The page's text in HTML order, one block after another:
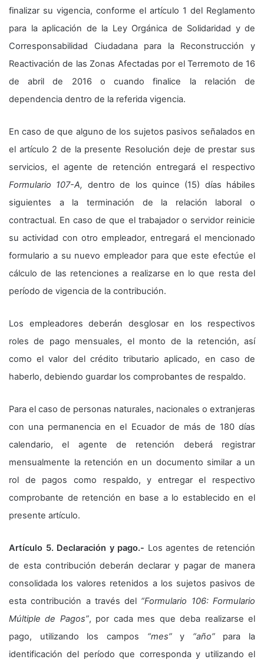
finalizar su vigencia, conforme el artículo 1 del Reglamento
para la aplicación de la Ley Orgánica de Solidaridad y de
Corresponsabilidad Ciudadana para la Reconstrucción y
Reactivación de las Zonas Afectadas por el Terremoto de 16
de abril de 2016 o cuando finalice la relación de
dependencia dentro de la referida vigencia.
En caso de que alguno de los sujetos pasivos señalados en
el artículo 2 de la presente Resolución deje de prestar sus
servicios, el agente de retención entregará el respectivo
Formulario 107-A, dentro de los quince (15) días hábiles
siguientes a la terminación de la relación laboral o
contractual. En caso de que el trabajador o servidor reinicie
su actividad con otro empleador, entregará el mencionado
formulario a su nuevo empleador para que este efectúe el
cálculo de las retenciones a realizarse en lo que resta del
período de vigencia de la contribución.
Los empleadores deberán desglosar en los respectivos
roles de pago mensuales, el monto de la retención, así
como el valor del crédito tributario aplicado, en caso de
haberlo, debiendo guardar los comprobantes de respaldo.
Para el caso de personas naturales, nacionales o extranjeras
con una permanencia en el Ecuador de más de 180 días
calendario, el agente de retención deberá registrar
mensualmente la retención en un documento similar a un
rol de pagos como respaldo, y entregar el respectivo
comprobante de retención en base a lo establecido en el
presente artículo.
Artículo 5. Declaración y pago.- Los agentes de retención
de esta contribución deberán declarar y pagar de manera
consolidada los valores retenidos a los sujetos pasivos de
esta contribución a través del “Formulario 106: Formulario
Múltiple de Pagos”, por cada mes que deba realizarse el
pago, utilizando los campos “mes”y “año” para la
identificación del período que corresponda y utilizando el